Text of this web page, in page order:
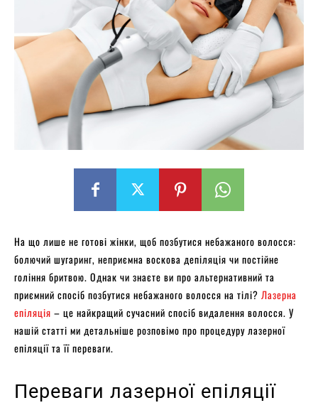
На що лише не готові жінки, щоб позбутися небажаного волосся:
болючий шугаринг, неприємна воскова депіляція чи постійне
гоління бритвою. Однак чи знаєте ви про альтернативний та
приємний спосіб позбутися небажаного волосся на тілі? Лазерна
епіляція – це найкращий сучасний спосіб видалення волосся. У
нашій статті ми детальніше розповімо про процедуру лазерної
епіляції та її переваги.
Переваги лазерної епіляції